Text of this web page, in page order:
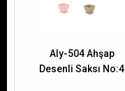
Aly-504 Ahşap
Desenli Saksı No:4